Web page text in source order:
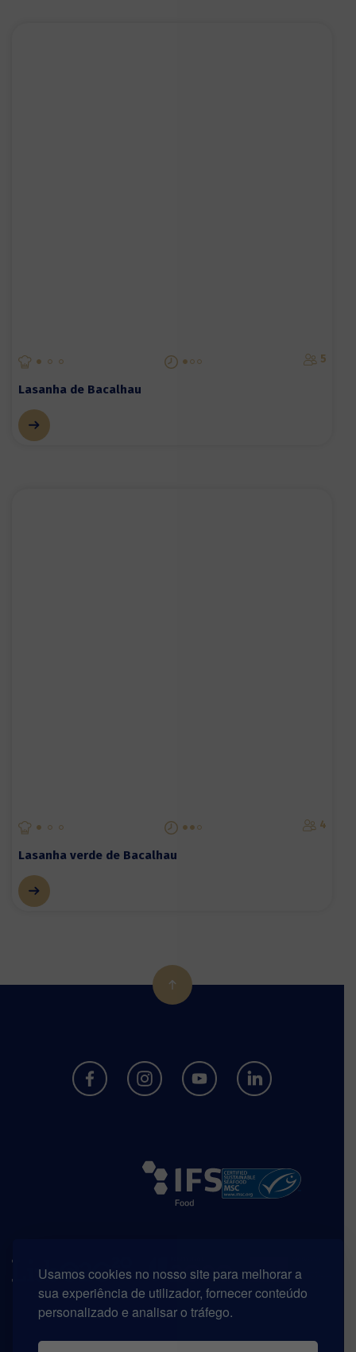
Usamos cookies no nosso site para melhorar a
sua experiência de utilizador, fornecer conteúdo
personalizado e analisar o tráfego.
5
Lasanha de Bacalhau
4
Lasanha verde de Bacalhau